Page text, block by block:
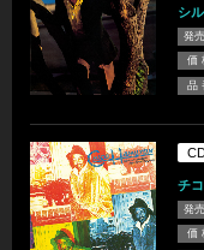
シ
発
価
品
チ
発
価